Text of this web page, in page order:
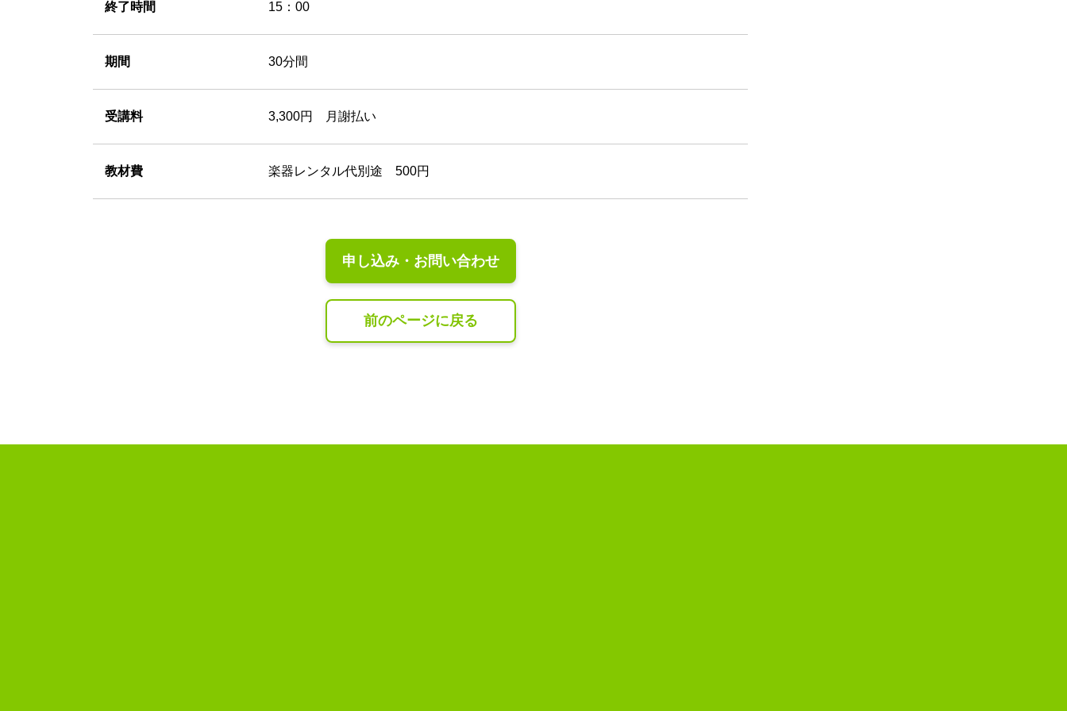
終了時間 15：00
期間 30分間
受講料 3,300円 月謝払い
教材費 楽器レンタル代別途 500円
申し込み・お問い合わせ
前のページに戻る